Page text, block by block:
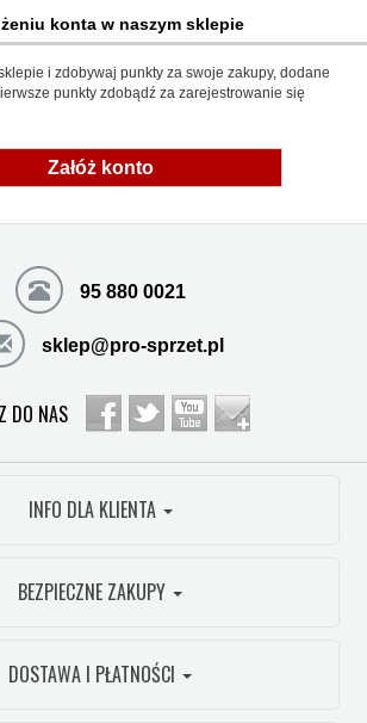
konta w naszym sklepie
i zdobywaj punkty za swoje zakupy, dodane
punkty zdobądź za zarejestrowanie się
Załóż konto
95 880 0021
sklep@pro-sprzet.pl
DO NAS
INFO DLA KLIENTA
BEZPIECZNE ZAKUPY
DOSTAWA I PŁATNOŚCI